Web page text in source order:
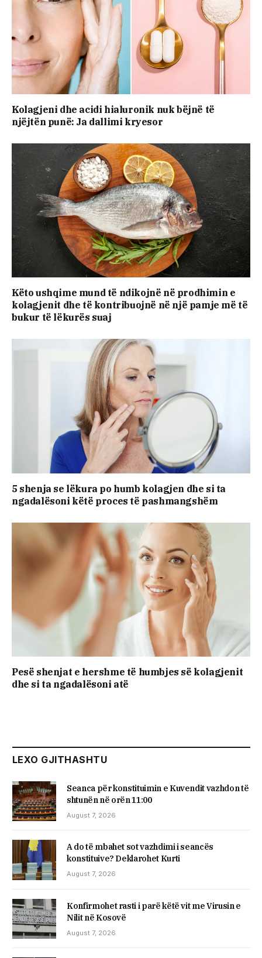
Kolagjeni dhe acidi hialuronik nuk bëjnë të
njëjtën punë: Ja dallimi kryesor
Këto ushqime mund të ndikojnë në prodhimin e
kolagjenit dhe të kontribuojnë në një pamje më të
bukur të lëkurës suaj
5 shenja se lëkura po humb kolagjen dhe si ta
ngadalësoni këtë proces të pashmangshëm
Pesë shenjat e hershme të humbjes së kolagjenit
dhe si ta ngadalësoni atë
LEXO GJITHASHTU
Seanca për konstituimin e Kuvendit vazhdon të
shtunën në orën 11:00
August 7, 2026
A do të mbahet sot vazhdimi i seancës
konstituive? Deklarohet Kurti
August 7, 2026
Konfirmohet rasti i parë këtë vit me Virusin e
Nilit në Kosovë
August 7, 2026